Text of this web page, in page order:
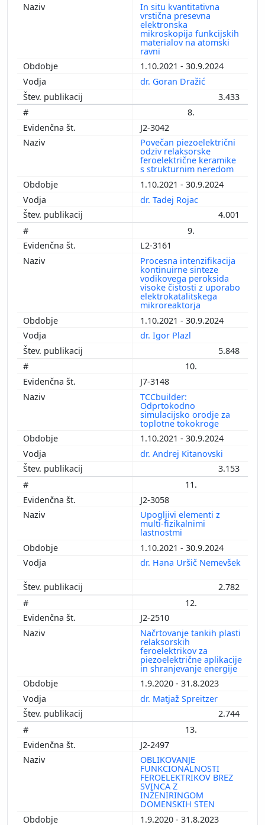
In situ kvantitativna
vrstična presevna
elektronska
mikroskopija funkcijskih
materialov na atomski
ravni
1.10.2021 - 30.9.2024
dr. Goran Dražić
3.433
8.
J2-3042
Povečan piezoelektrični
odziv relaksorske
feroelektrične keramike
s strukturnim neredom
1.10.2021 - 30.9.2024
dr. Tadej Rojac
4.001
9.
L2-3161
Procesna intenzifikacija
kontinuirne sinteze
vodikovega peroksida
visoke čistosti z uporabo
elektrokatalitskega
mikroreaktorja
1.10.2021 - 30.9.2024
dr. Igor Plazl
5.848
10.
J7-3148
TCCbuilder:
Odprtokodno
simulacijsko orodje za
toplotne tokokroge
1.10.2021 - 30.9.2024
dr. Andrej Kitanovski
3.153
11.
J2-3058
Upogljivi elementi z
multi-fizikalnimi
lastnostmi
1.10.2021 - 30.9.2024
dr. Hana Uršič Nemevšek
2.782
12.
J2-2510
Načrtovanje tankih plasti
relaksorskih
feroelektrikov za
piezoelektrične aplikacije
in shranjevanje energije
1.9.2020 - 31.8.2023
dr. Matjaž Spreitzer
2.744
13.
J2-2497
OBLIKOVANJE
FUNKCIONALNOSTI
FEROELEKTRIKOV BREZ
SVINCA Z
INŽENIRINGOM
DOMENSKIH STEN
1.9.2020 - 31.8.2023